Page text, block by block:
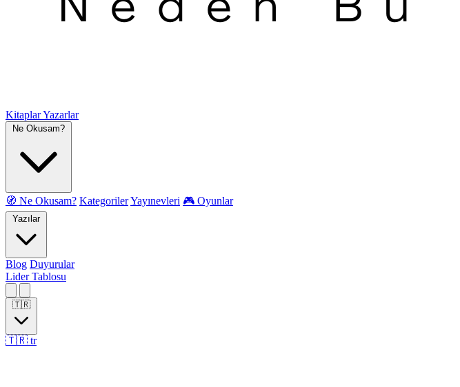
KitaplarYazarlar
Ne Okusam?
🧭 Ne Okusam? KategorilerYayınevleri 🎮 Oyunlar
Yazılar
Blog Duyurular
Lider Tablosu
🇹🇷
🇹🇷 tr